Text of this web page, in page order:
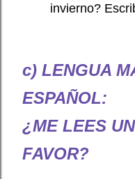
invierno?
c) LENGUA
ESPAÑOL:
¿ME LEES
FAVOR?